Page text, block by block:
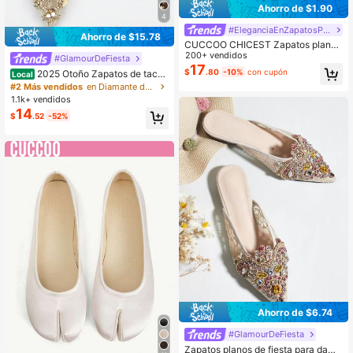
4
Ahorro de $15.78
#GlamourDeFiesta
Local 2025 Otoño Zapatos de tacón
bajo con punta puntiaguda, decora
ción de flores con cristales y tachu
elas, de malla de terciopelo dorado
para mujer
#2 Más vendidos
en Diamante de imitación Pisos De Mujer
1.1k+ vendidos
$14.52 -52%
Ahorro de $1.90
#EleganciaEnZapatosPlanos
CUCCOO CHICEST Zapatos planos
casuales que combinan con todo, id
eales para looks diarios de verano,
vacaciones, rebajas de verano, Nav
200+ vendidos
$17.80 -10% con cupón
Ahorro de $6.74
#GlamourDeFiesta
Zapatos planos de fiesta para dama
#10 Más vendidos
Clientes habituales